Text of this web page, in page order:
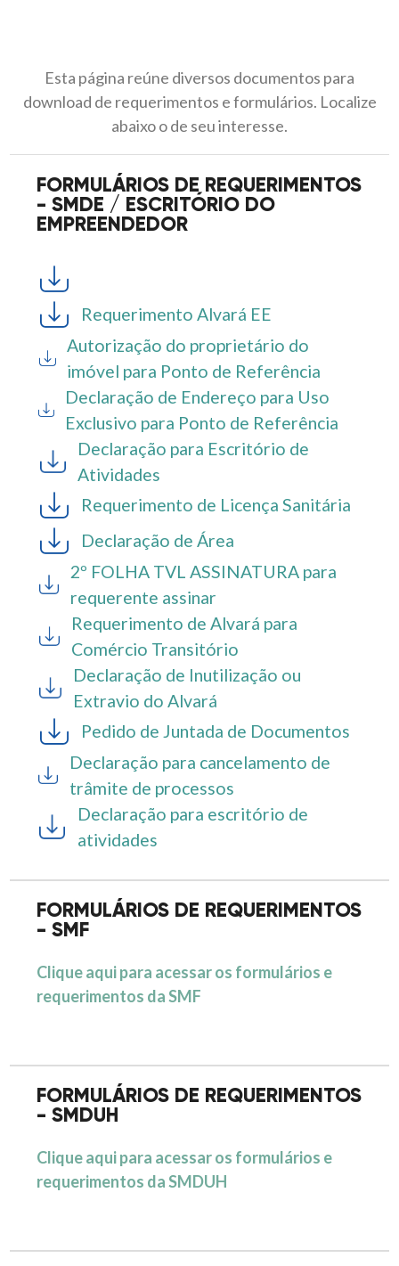
Esta página reúne diversos documentos para
download de requerimentos e formulários. Localize
abaixo o de seu interesse.
FORMULÁRIOS DE REQUERIMENTOS
- SMDE / ESCRITÓRIO DO
EMPREENDEDOR
Requerimento Alvará EE
Autorização do proprietário do
imóvel para Ponto de Referência
Declaração de Endereço para Uso
Exclusivo para Ponto de Referência
Declaração para Escritório de
Atividades
Requerimento de Licença Sanitária
Declaração de Área
2º FOLHA TVL ASSINATURA para
requerente assinar
Requerimento de Alvará para
Comércio Transitório
Declaração de Inutilização ou
Extravio do Alvará
Pedido de Juntada de Documentos
Declaração para cancelamento de
trâmite de processos
Declaração para escritório de
atividades
FORMULÁRIOS DE REQUERIMENTOS
- SMF
Clique aqui para acessar os formulários e
requerimentos da SMF
FORMULÁRIOS DE REQUERIMENTOS
- SMDUH
Clique aqui para acessar os formulários e
requerimentos da SMDUH